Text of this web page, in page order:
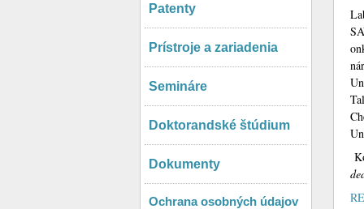
Patenty
Prístroje a zariadenia
Semináre
Doktorandské štúdium
Dokumenty
Ochrana osobných údajov